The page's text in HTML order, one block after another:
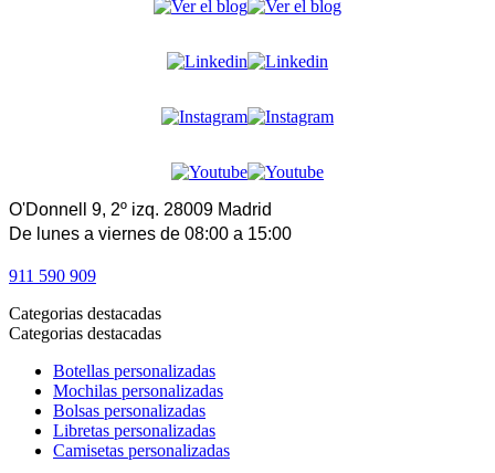
O'Donnell 9, 2º izq. 28009 Madrid
De lunes a viernes de 08:00 a 15:00
911 590 909
Categorias destacadas
Categorias destacadas
Botellas personalizadas
Mochilas personalizadas
Bolsas personalizadas
Libretas personalizadas
Camisetas personalizadas